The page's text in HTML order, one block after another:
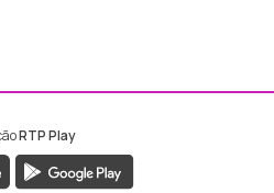
RTP Play